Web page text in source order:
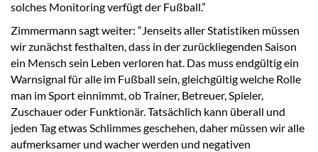
solches Monitoring verfügt der Fußball.”
Zimmermann sagt weiter: “Jenseits aller Statistiken müssen
wir zunächst festhalten, dass in der zurückliegenden Saison
ein Mensch sein Leben verloren hat. Das muss endgültig ein
Warnsignal für alle im Fußball sein, gleichgültig welche Rolle
man im Sport einnimmt, ob Trainer, Betreuer, Spieler,
Zuschauer oder Funktionär. Tatsächlich kann überall und
jeden Tag etwas Schlimmes geschehen, daher müssen wir alle
aufmerksamer und wacher werden und negativen